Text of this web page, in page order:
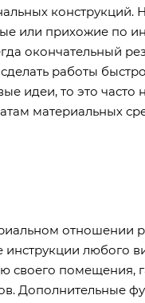
конструкций.
или прихожие по
окончательный
работы
идеи, то это часто
материальных
отношении
любого
своего помещения,
Дополнительные